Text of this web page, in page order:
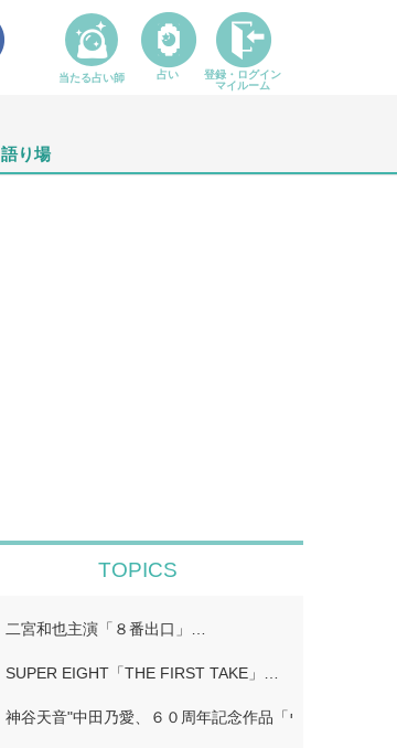
語り場
TOPICS
二宮和也主演「８番出口」…
SUPER EIGHT「THE FIRST TAKE」…
神谷天音"中田乃愛、６０周年記念作品「ウルトラマン
当たる占い師 占い
登録・ログイン
マイルーム